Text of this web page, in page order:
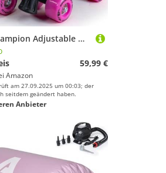
Apollo Champion Adjustable Quad Skate - verstellbare Rollschuhe für Kinder, komfortable, größenverstellbare LED Roller Skates, für Mädchen und Jungen, Größen 31-42
59,99 €
Amazon
am 27.09.2025 um 00:03; der
seitdem geändert haben.
Anbieter